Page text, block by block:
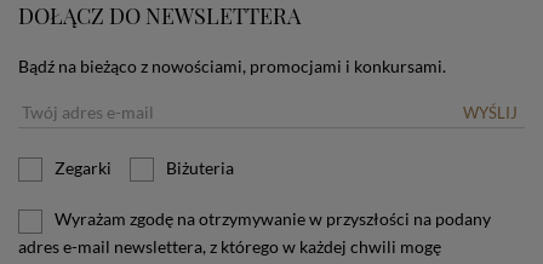
DOŁĄCZ DO NEWSLETTERA
Bądź na bieżąco z nowościami, promocjami i konkursami.
WYŚLIJ
Zegarki Biżuteria
Wyrażam zgodę na otrzymywanie w przyszłości na podany
adres e-mail newslettera, z którego w każdej chwili mogę